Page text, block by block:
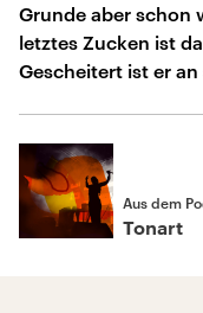
Grunde aber schon
letztes Zucken ist
Gescheitert ist er
Aus dem
Tonart